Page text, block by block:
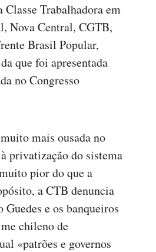
Trabalhadora em
Nova Central, CGTB,
Brasil Popular,
que foi apresentada
no Congresso
mais ousada no
privatização do sistema
pior do que a
a CTB denuncia
e os banqueiros
chileno de
«patrões e governos